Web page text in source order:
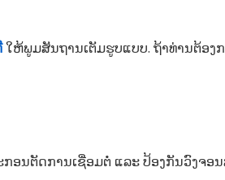
ໃຫ້ພູມສັນຖານເຕັມຮູບແບບ. ຖ້າທ່ານຕ້ອງ
ນຕັດການເຊື່ອມຕໍ່ ແລະ ປ້ອງກັນວົງຈອ